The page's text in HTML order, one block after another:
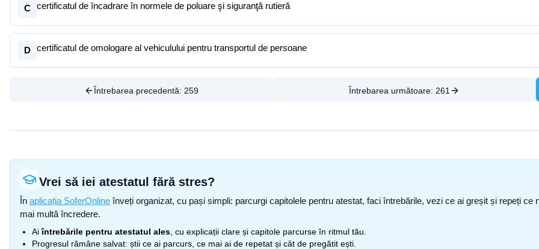
C certificatul de încadrare în normele de poluare şi siguranţă rutieră
D certificatul de omologare al vehiculului pentru transportul de persoane
Întrebarea precedentă: 259 Întrebarea următoare: 261
Vrei să iei atestatul fără stres?
În aplicația SoferOnline înveți organizat, cu pași simpli: parcurgi capitolele pentru atestat, faci întrebările, vezi ce ai greșit și repeți
mai multă încredere.
Aiîntrebările pentru atestatul ales , cu explicații clare și capitole parcurse în ritmul tău.
Progresul rămâne salvat: știi ce ai parcurs, ce mai ai de repetat și cât de pregătit ești.